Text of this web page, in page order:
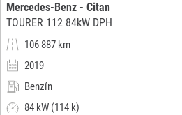
Mercedes-Benz - Citan
TOURER 112 84kW DPH
106 887 km
2019
Benzín
84 kW (114 k)